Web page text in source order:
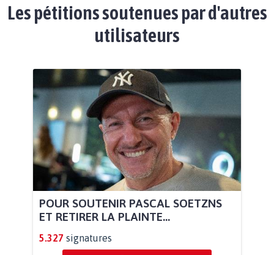
Les pétitions soutenues par d'autres
utilisateurs
POUR SOUTENIR PASCAL SOETZNS
ET RETIRER LA PLAINTE...
5.327 signatures